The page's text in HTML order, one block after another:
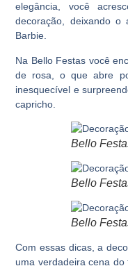
elegância, você
decoração, deixando o
Barbie.
Na Bello Festas você
de rosa, o que abre
inesquecível e
capricho.
Bello
Bello
Bello
Com essas dicas, a
uma verdadeira cena